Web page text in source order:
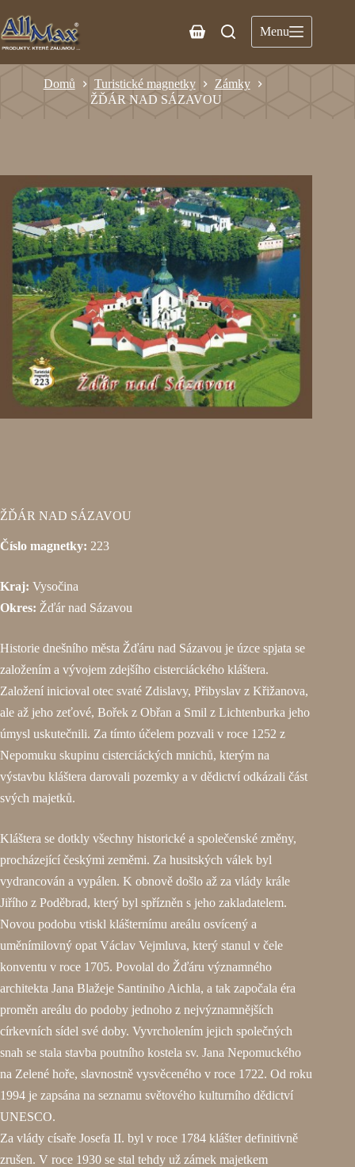
Menu
Domů Turistické magnetky
Zámky
ŽĎÁR NAD SÁZAVOU
ŽĎÁR NAD SÁZAVOU
Číslo magnetky: 223
Kraj: Vysočina
Okres: Žďár nad Sázavou
Historie dnešního města Žďáru nad Sázavou je úzce spjata se
založením a vývojem zdejšího cisterciáckého kláštera.
Založení inicioval otec svaté Zdislavy, Přibyslav z Křižanova,
ale až jeho zeťové, Bořek z Obřan a Smil z Lichtenburka jeho
úmysl uskutečnili. Za tímto účelem pozvali v roce 1252 z
Nepomuku skupinu cisterciáckých mnichů, kterým na
výstavbu kláštera darovali pozemky a v dědictví odkázali část
svých majetků.
Kláštera se dotkly všechny historické a společenské změny,
procházející českými zeměmi. Za husitských válek byl
vydrancován a vypálen. K obnově došlo až za vlády krále
Jiřího z Poděbrad, který byl spřízněn s jeho zakladatelem.
Novou podobu vtiskl klášternímu areálu osvícený a
uměnímilovný opat Václav Vejmluva, který stanul v čele
konventu v roce 1705. Povolal do Žďáru významného
architekta Jana Blažeje Santiniho Aichla, a tak započala éra
proměn areálu do podoby jednoho z nejvýznamnějších
církevních sídel své doby. Vyvrcholením jejich společných
snah se stala stavba poutního kostela sv. Jana Nepomuckého
na Zelené hoře, slavnostně vysvěceného v roce 1722. Od roku
1994 je zapsána na seznamu světového kulturního dědictví
UNESCO.
Za vlády císaře Josefa II. byl v roce 1784 klášter definitivně
zrušen. V roce 1930 se stal tehdy už zámek majetkem